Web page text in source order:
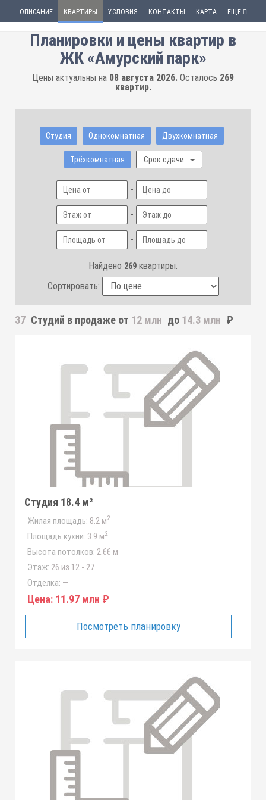
ОПИСАНИЕ КВАРТИРЫ УСЛОВИЯ КОНТАКТЫ КАРТА ЕЩЕ
Планировки и цены квартир в
ЖК «Амурский парк»
Цены актуальны на 08 августа 2026. Осталось 269
квартир.
Студия Однокомнатная Двухкомнатная
Трёхкомнатная Срок сдачи
-
-
-
Найдено 269 квартиры.
Сортировать:
37 Студий в продаже от 12 млн до 14.3 млн ₽
Студия 18.4 м²
Жилая площадь: 8.2 м2
Площадь кухни: 3.9 м2
Высота потолков: 2.66 м
Этаж: 26 из 12 - 27
Отделка: —
Цена: 11.97 млн ₽
Посмотреть планировку